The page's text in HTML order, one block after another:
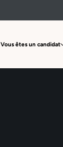
Vous êtes un candidat